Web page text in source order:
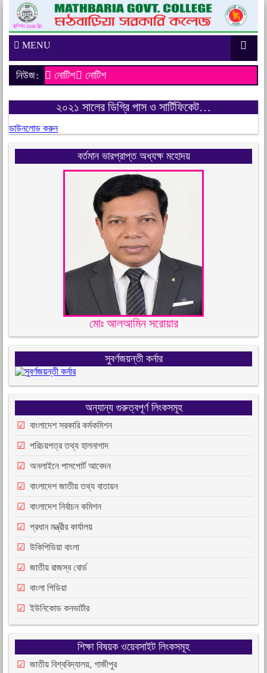
MENU
নিউজ: নোটিশ
নোটিশ
২০২১ সালের ডিগ্রি পাস ও সার্টিফিকেট…
ডাউনলোড করুন
বর্তমান ভারপ্রাপ্ত অধ্যক্ষ মহোদয়
মোঃ আলআমিন সরোয়ার
সুবর্ণজয়ন্তী কর্নার
অন্যান্য গুরুত্বপূর্ণ লিংকসমূহ
বাংলাদেশ সরকারি কর্মকমিশন
পরিচয়পত্র তথ্য হালনাগাদ
অনলাইনে পাসপোর্ট আবেদন
বাংলাদেশ জাতীয় তথ্য বাতায়ন
বাংলাদেশ নির্বাচন কমিশন
প্রধান মন্ত্রীর কার্যালয়
উকিপিডিয়া বাংলা
জাতীয় রাজস্ব বোর্ড
বাংলা পিডিয়া
ইউনিকোড কনভার্টার
শিক্ষা বিষয়ক ওয়েবসাইট লিংকসমূহ
জাতীয় বিশ্ববিদ্যালয়, গাজীপুর